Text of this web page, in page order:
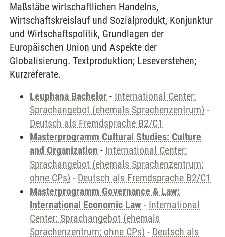
Maßstäbe wirtschaftlichen Handelns,
Wirtschaftskreislauf und Sozialprodukt, Konjunktur
und Wirtschaftspolitik, Grundlagen der
Europäischen Union und Aspekte der
Globalisierung. Textproduktion; Leseverstehen;
Kurzreferate.
Leuphana Bachelor - International Center:
Sprachangebot (ehemals Sprachenzentrum) -
Deutsch als Fremdsprache B2/C1
Masterprogramm Cultural Studies: Culture
and Organization - International Center:
Sprachangebot (ehemals Sprachenzentrum;
ohne CPs) - Deutsch als Fremdsprache B2/C1
Masterprogramm Governance & Law:
International Economic Law - International
Center: Sprachangebot (ehemals
Sprachenzentrum; ohne CPs) - Deutsch als